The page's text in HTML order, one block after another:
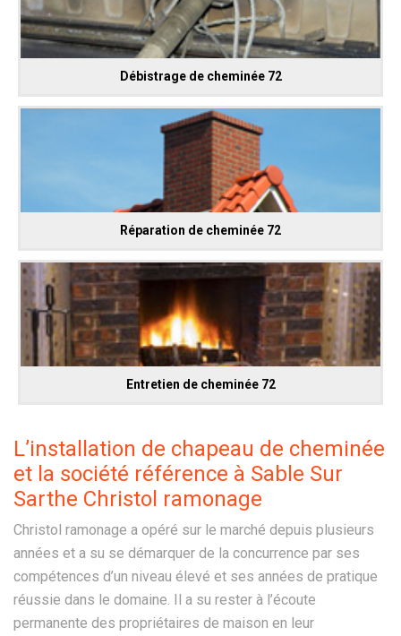
Débistrage de cheminée 72
Réparation de cheminée 72
Entretien de cheminée 72
L’installation de chapeau de cheminée
et la société référence à Sable Sur
Sarthe Christol ramonage
Christol ramonage a opéré sur le marché depuis plusieurs
années et a su se démarquer de la concurrence par ses
compétences d’un niveau élevé et ses années de pratique
réussie dans le domaine. Il a su rester à l’écoute
permanente des propriétaires de maison en leur